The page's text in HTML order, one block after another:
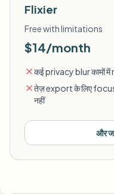
Flixier
Free with limitations
$14/month
कई privacy blur कामों
तेज़ export के लिए
नहीं
और